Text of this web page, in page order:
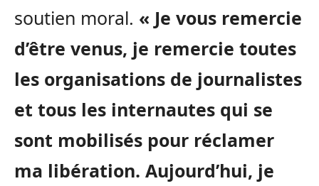
soutien moral. « Je vous remercie
d’être venus, je remercie toutes
les organisations de journalistes
et tous les internautes qui se
sont mobilisés pour réclamer
ma libération. Aujourd’hui, je